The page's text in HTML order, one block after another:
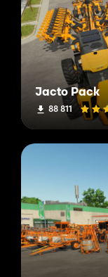
Jacto Pack
88 811